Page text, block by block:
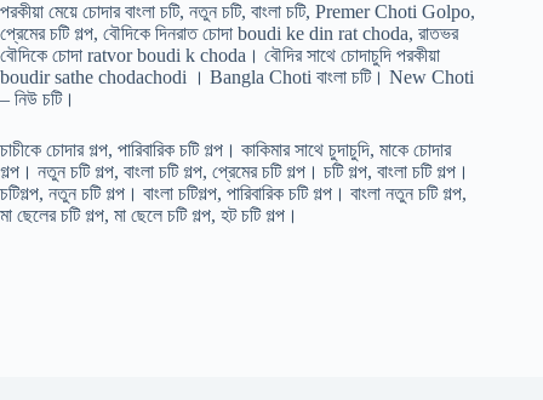
পরকীয়া মেয়ে চোদার বাংলা চটি, নতুন চটি, বাংলা চটি, Premer Choti Golpo,
প্রেমের চটি গল্প, বৌদিকে দিনরাত চোদা boudi ke din rat choda, রাতভর
বৌদিকে চোদা ratvor boudi k choda। বৌদির সাথে চোদাচুদি পরকীয়া
boudir sathe chodachodi । Bangla Choti বাংলা চটি। New Choti
– নিউ চটি।
চাচীকে চোদার গল্প, পারিবারিক চটি গল্প। কাকিমার সাথে চুদাচুদি, মাকে চোদার
গল্প। নতুন চটি গল্প, বাংলা চটি গল্প, প্রেমের চটি গল্প। চটি গল্প, বাংলা চটি গল্প।
চটিগল্প, নতুন চটি গল্প। বাংলা চটিগল্প, পারিবারিক চটি গল্প। বাংলা নতুন চটি গল্প,
মা ছেলের চটি গল্প, মা ছেলে চটি গল্প, হট চটি গল্প।